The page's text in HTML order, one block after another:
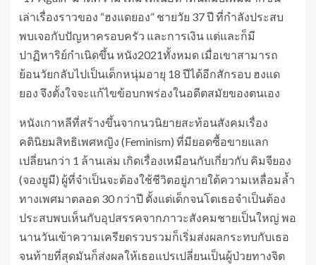
เล่าเรื่องราวของ “ฮงแดยอง” ชายวัย 37 ปี ที่กำลังประสบ
พบเจอกับปัญหาครอบครัว และการเงิน แต่และก็มี
ปาฏิหาริย์กำเนิดขึ้น หนัง2021ทั้งหมด เมื่อเขาสามารถ
ย้อนวัยกลับไปเป็นเด็กหนุ่มอายุ 18 ปีได้อีกสักรอบ ฮงแด
ยอง จึงตั้งใจจะแก้ไขข้อบกพร่องในอดีตสมัยของตนเอง
หนังเกาหลีที่สร้างขึ้นจากนวนิยายสะท้อนสังคมเรื่อง
คตินิยมสิทธิเพศหญิง (Feminism) ที่มียอดซื้อขายแลก
เปลี่ยนกว่า 1 ล้านเล่ม เกิดเรื่องเหมือนกับเกี่ยวกับ คิมจียอง
(จองยูมี) ผู้ที่จำเป็นจะต้องใช้ชีวิตอยู่ภายใต้ความเหลื่อมล้ำ
ทางเพศมาตลอด 30 กว่าปี ตั้งแต่เด็กจนโตเธอจำเป็นต้อง
ประสบพบเห็นกับอุปสรรคจากภาวะสังคมชายเป็นใหญ่ พอ
นานวันเข้าความเครียดรวบรวมก็เริ่มส่งผลกระทบกับเธอ
จนท้ายที่สุดมันก็ส่งผลให้เธอแปรเปลี่ยนเป็นผู้ป่วยทางจิต